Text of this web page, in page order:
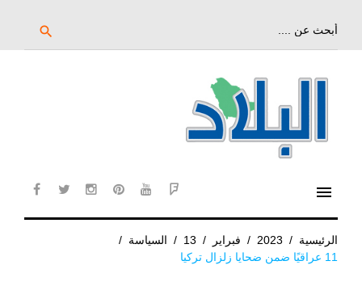
search
menu
الرئيسية /
2023
/ فبراير /
13
/ السياسة /
11 عراقيًا ضمن ضحايا زلزال تركيا